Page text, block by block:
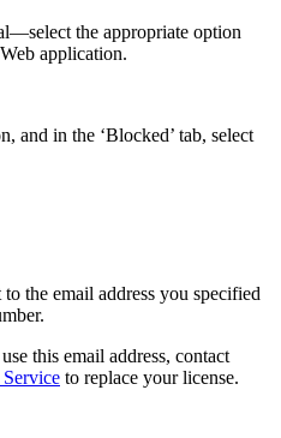
the appropriate option
application.
and in the ‘Blocked’ tab, select
the email address you specified
this email address, contact
to replace your license.